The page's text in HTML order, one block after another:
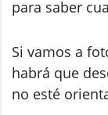
para saber
Si vamos a
habrá que
no esté